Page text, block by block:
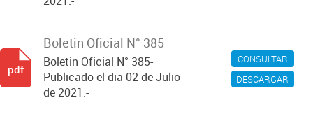
CONSULTAR
DESCARGAR
Boletin Oficial N° 385
Boletin Oficial N° 385-
Publicado el dia 02 de Julio
de 2021.-
pdf